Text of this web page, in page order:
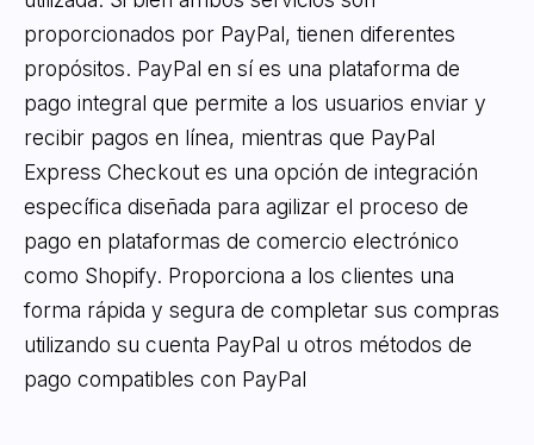
proporcionados por PayPal, tienen diferentes
propósitos. PayPal en sí es una plataforma de
pago integral que permite a los usuarios enviar y
recibir pagos en línea, mientras que PayPal
Express Checkout es una opción de integración
específica diseñada para agilizar el proceso de
pago en plataformas de comercio electrónico
como Shopify. Proporciona a los clientes una
forma rápida y segura de completar sus compras
utilizando su cuenta PayPal u otros métodos de
pago compatibles con PayPal